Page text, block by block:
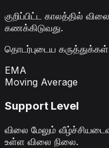
குறிப்பிட்ட காலத்தில்
கணக்கிடுவது.
தொடர்புடைய கருத்துக்கள்
EMA
Moving Average
Support Level
விலை மேலும்
உள்ள விலை நிலை.